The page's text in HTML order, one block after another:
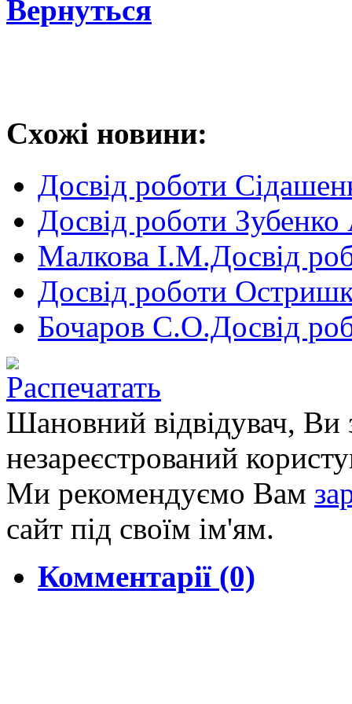
Вернуться
Схожі новини:
Досвід роботи
Досвід роботи
Малкова І.М.Досвід
Досвід роботи
Бочаров С.О.Досвід
Шановний відвідувач, Ви
незареєстрований
Ми рекомендуємо Вам
сайт під своїм ім'ям.
Комментарії (0)